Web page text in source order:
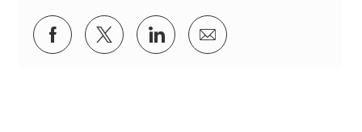
Distribuiți prin Facebook
Distribuiți prin twitter
Distribuiți prin LinkedIn
Distribuiți prin e-